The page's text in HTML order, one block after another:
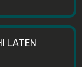
LATEN